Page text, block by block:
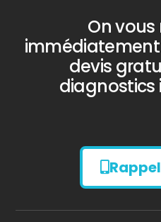
Diagnostic
AMIANTE
On
devis
diagnostics